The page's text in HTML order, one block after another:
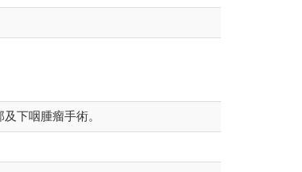
下咽腫瘤手術。